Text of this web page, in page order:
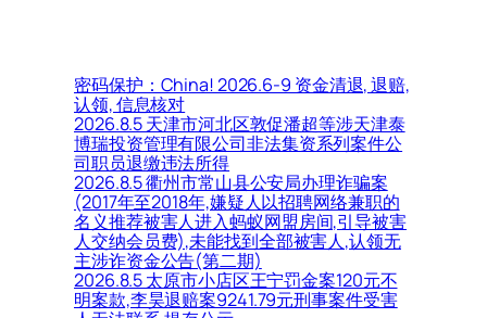
密码保护：China! 2026.6-9 资金清退, 退赔,
认领, 信息核对
2026.8.5 天津市河北区敦促潘超等涉天津泰
博瑞投资管理有限公司非法集资系列案件公
司职员退缴违法所得
2026.8.5 衢州市常山县公安局办理诈骗案
(2017年至2018年,嫌疑人以招聘网络兼职的
名义推荐被害人进入蚂蚁网盟房间,引导被害
人交纳会员费),未能找到全部被害人,认领无
主涉诈资金公告(第二期)
2026.8.5 太原市小店区王宁罚金案120元不
明案款,李昊退赔案9241.79元刑事案件受害